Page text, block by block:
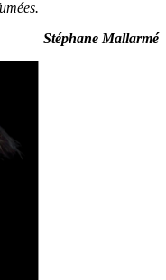
Stéphane Mallarmé